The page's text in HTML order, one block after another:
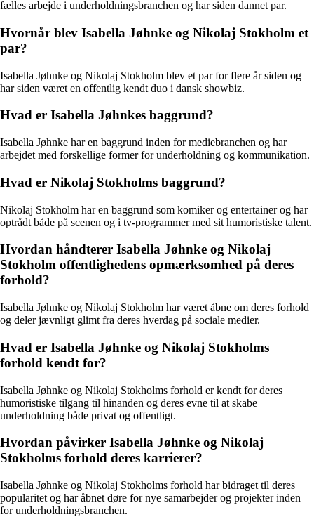
fælles arbejde i underholdningsbranchen og har siden dannet par.
Hvornår blev Isabella Jøhnke og Nikolaj Stokholm et
par?
Isabella Jøhnke og Nikolaj Stokholm blev et par for flere år siden og
har siden været en offentlig kendt duo i dansk showbiz.
Hvad er Isabella Jøhnkes baggrund?
Isabella Jøhnke har en baggrund inden for mediebranchen og har
arbejdet med forskellige former for underholdning og kommunikation.
Hvad er Nikolaj Stokholms baggrund?
Nikolaj Stokholm har en baggrund som komiker og entertainer og har
optrådt både på scenen og i tv-programmer med sit humoristiske talent.
Hvordan håndterer Isabella Jøhnke og Nikolaj
Stokholm offentlighedens opmærksomhed på deres
forhold?
Isabella Jøhnke og Nikolaj Stokholm har været åbne om deres forhold
og deler jævnligt glimt fra deres hverdag på sociale medier.
Hvad er Isabella Jøhnke og Nikolaj Stokholms
forhold kendt for?
Isabella Jøhnke og Nikolaj Stokholms forhold er kendt for deres
humoristiske tilgang til hinanden og deres evne til at skabe
underholdning både privat og offentligt.
Hvordan påvirker Isabella Jøhnke og Nikolaj
Stokholms forhold deres karrierer?
Isabella Jøhnke og Nikolaj Stokholms forhold har bidraget til deres
popularitet og har åbnet døre for nye samarbejder og projekter inden
for underholdningsbranchen.